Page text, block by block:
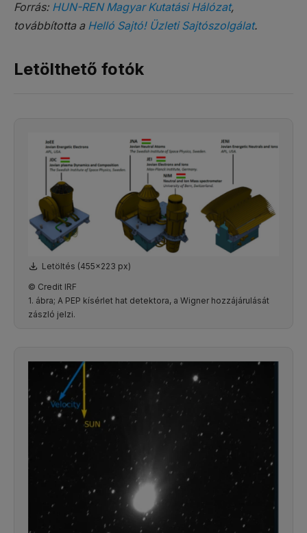
Forrás: HUN-REN Magyar Kutatási Hálózat,
továbbította a Helló Sajtó! Üzleti Sajtószolgálat.
Letölthető fotók
Letöltés (455x223 px)
© Credit IRF
1. ábra; A PEP kísérlet hat detektora, a Wigner hozzájárulását
zászló jelzi.